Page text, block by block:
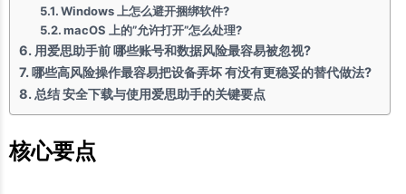
Windows 上怎么避开捆绑软件?
macOS 上的”允许打开”怎么处理?
用爱思助手前 哪些账号和数据风险最容易被忽视?
哪些高风险操作最容易把设备弄坏 有没有更稳妥的替代做法?
总结 安全下载与使用爱思助手的关键要点
核心要点